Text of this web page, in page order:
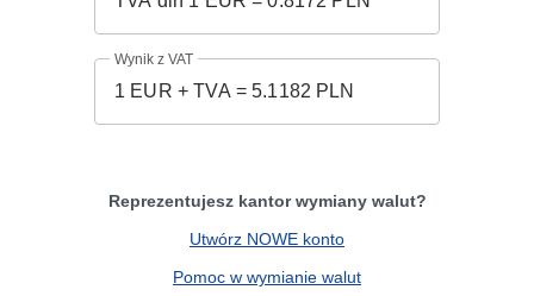
Wynik z VAT
Reprezentujesz kantor wymiany walut?
Utwórz NOWE konto
Pomoc w wymianie walut